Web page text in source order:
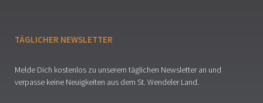
TÄGLICHER NEWSLETTER
Melde Dich kostenlos zu unserem täglichen Newsletter an und
verpasse keine Neuigkeiten aus dem St. Wendeler Land.